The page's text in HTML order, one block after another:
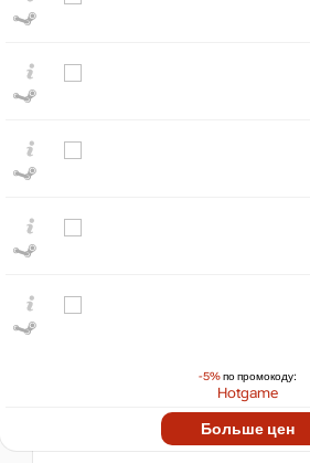
-5%по промокоду:
Hotgame
Больше цен
04.2026